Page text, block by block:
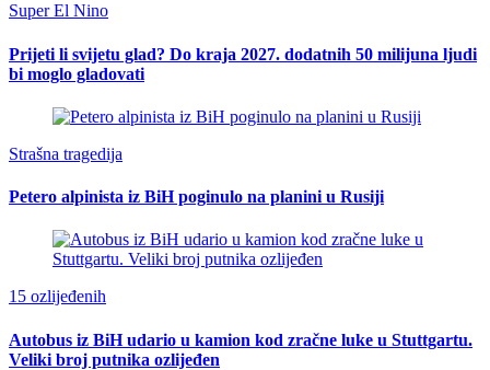
Super El Nino
Prijeti li svijetu glad? Do kraja 2027. dodatnih 50 milijuna ljudi
bi moglo gladovati
Strašna tragedija
Petero alpinista iz BiH poginulo na planini u Rusiji
15 ozlijeđenih
Autobus iz BiH udario u kamion kod zračne luke u Stuttgartu.
Veliki broj putnika ozlijeđen